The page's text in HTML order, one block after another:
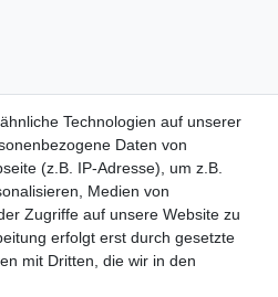
Technologien auf unserer
Daten von
(z.B. IP-Adresse), um z.B.
Medien von
Zugriffe auf unsere Website zu
erfolgt erst durch gesetzte
mit Dritten, die wir in den